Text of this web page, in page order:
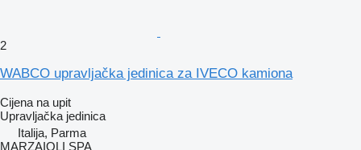
2
WABCO upravljačka jedinica za IVECO kamiona
Cijena na upit
Upravljačka jedinica
Italija, Parma
MARZAIOLI SPA